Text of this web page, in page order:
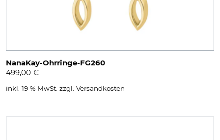
NanaKay-Ohrringe-FG260
499,00 €
inkl. 19 % MwSt. zzgl. Versandkosten